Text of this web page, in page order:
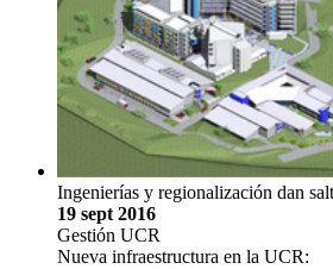
Ingenierías y regionalización dan
19 sept 2016
Gestión UCR
Nueva infraestructura en la UCR: